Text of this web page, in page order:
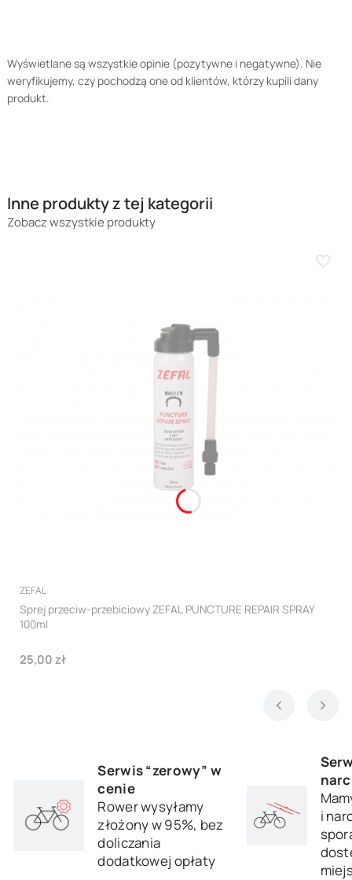
Wyświetlane są wszystkie opinie (pozytywne i negatywne). Nie
weryfikujemy, czy pochodzą one od klientów, którzy kupili dany
produkt.
Inne produkty z tej kategorii
Zobacz wszystkie produkty
PRODUCENT
ZEFAL
Sprej przeciw-przebiciowy ZEFAL PUNCTURE REPAIR SPRAY
100ml
Cena
25,00 zł
Serwis “zerowy” w
cenie
Rower wysyłamy
złożony w 95%, bez
doliczania
dodatkowej opłaty
i